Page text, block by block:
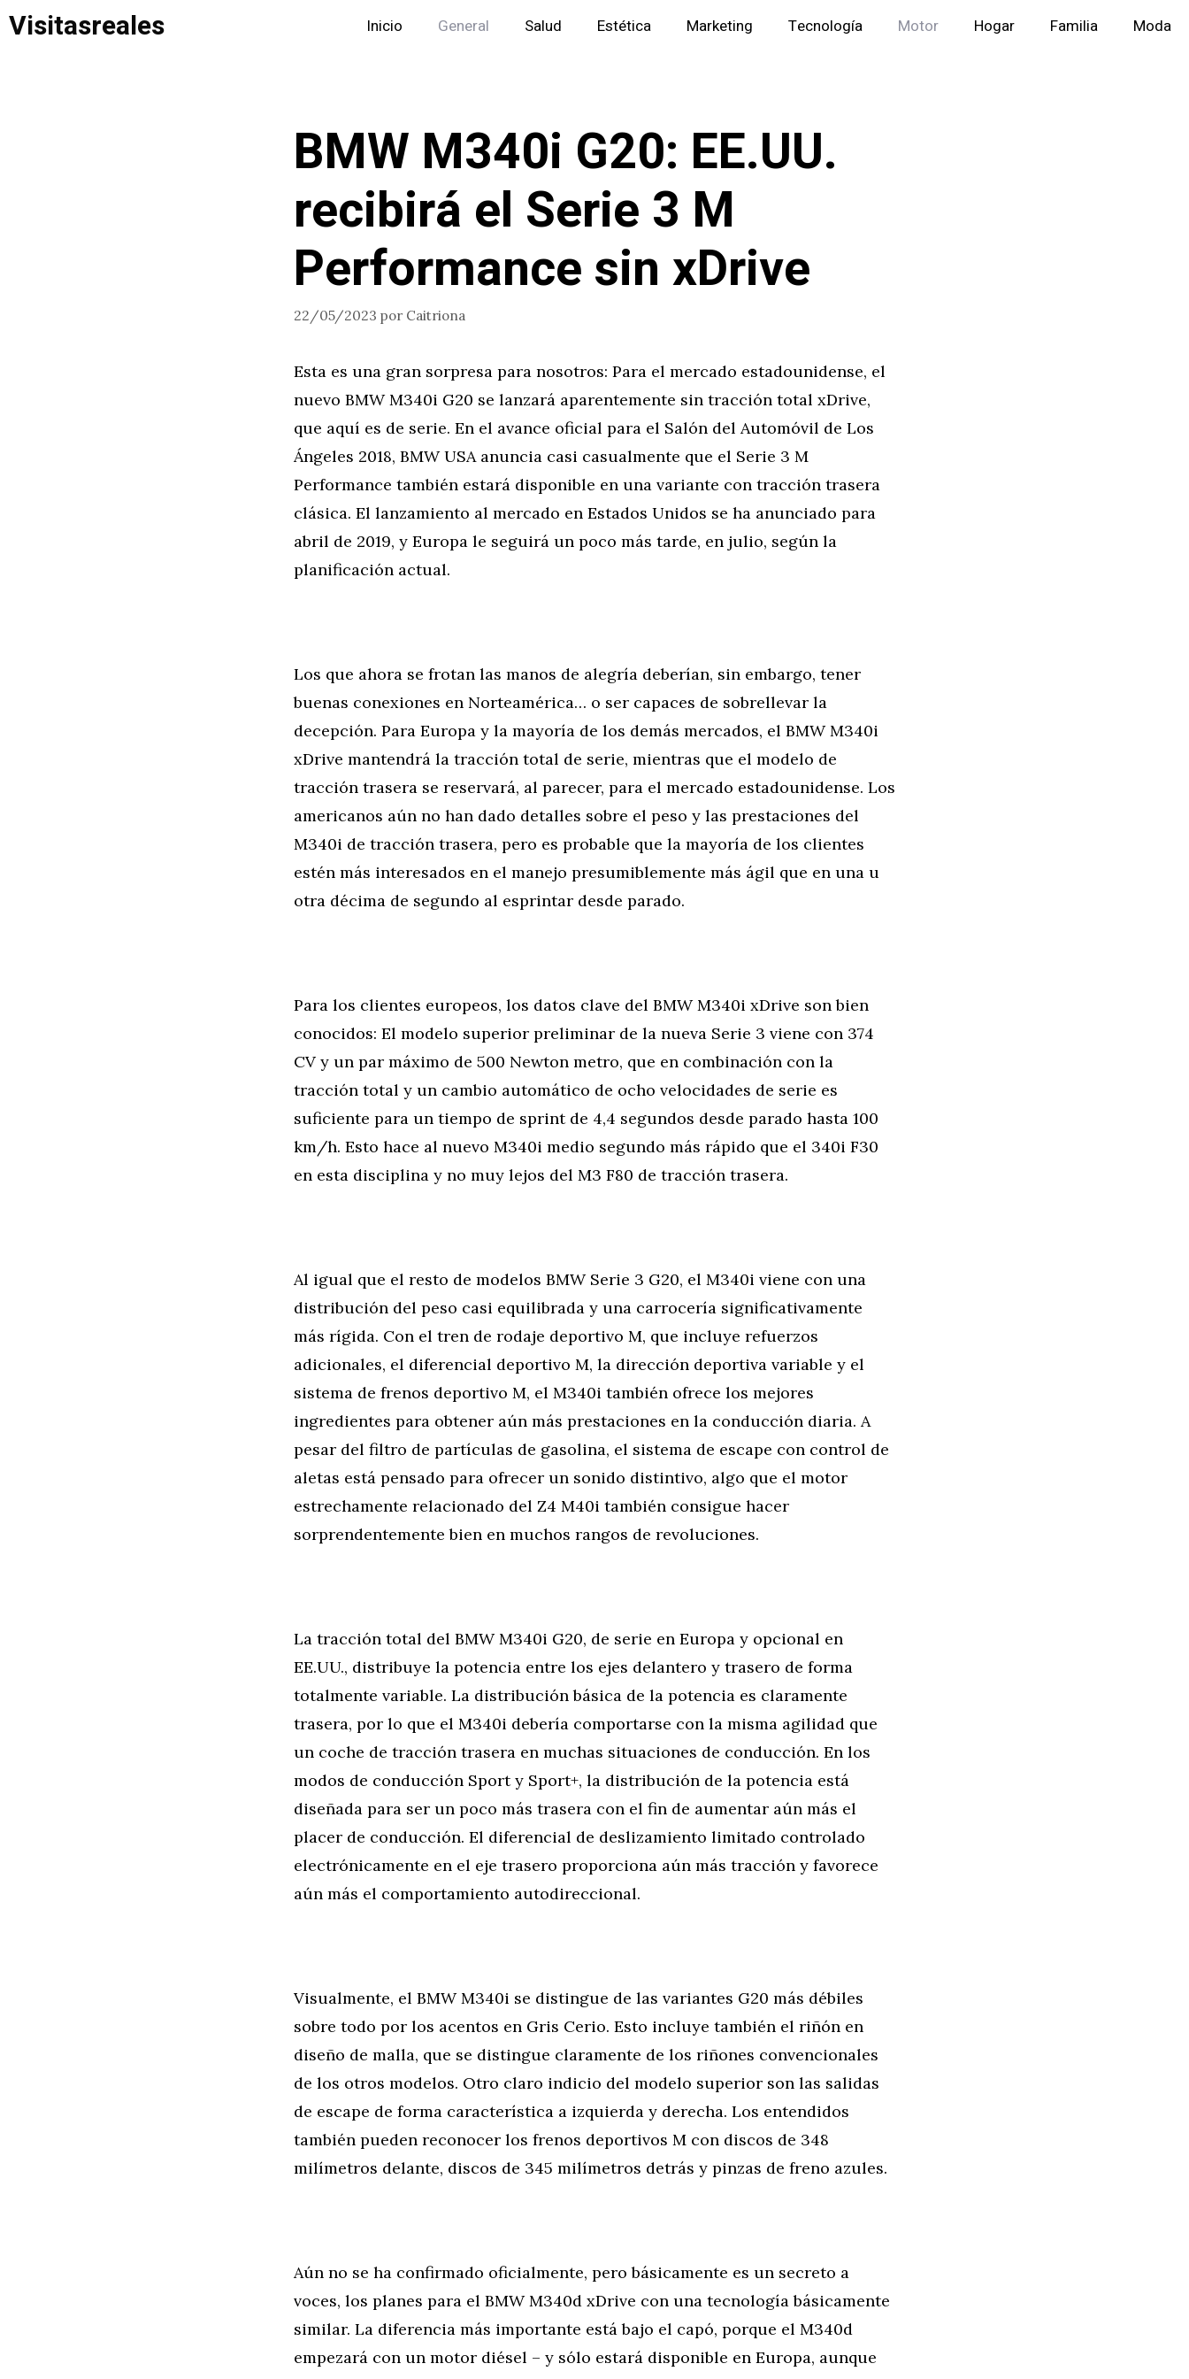
Saltar
Visitasreales Inicio General Salud Estética Marketing Tecnología Motor Hogar Familia Moda
BMW M340i G20: EE.UU.
recibirá el Serie 3 M
Performance sin xDrive
22/05/2023 por Caitriona
Esta es una gran sorpresa para nosotros: Para el mercado estadounidense, el
nuevo BMW M340i G20 se lanzará aparentemente sin tracción total xDrive,
que aquí es de serie. En el avance oficial para el Salón del Automóvil de Los
Ángeles 2018, BMW USA anuncia casi casualmente que el Serie 3 M
Performance también estará disponible en una variante con tracción trasera
clásica. El lanzamiento al mercado en Estados Unidos se ha anunciado para
abril de 2019, y Europa le seguirá un poco más tarde, en julio, según la
planificación actual.
Los que ahora se frotan las manos de alegría deberían, sin embargo, tener
buenas conexiones en Norteamérica… o ser capaces de sobrellevar la
decepción. Para Europa y la mayoría de los demás mercados, el BMW M340i
xDrive mantendrá la tracción total de serie, mientras que el modelo de
tracción trasera se reservará, al parecer, para el mercado estadounidense. Los
americanos aún no han dado detalles sobre el peso y las prestaciones del
M340i de tracción trasera, pero es probable que la mayoría de los clientes
estén más interesados en el manejo presumiblemente más ágil que en una u
otra décima de segundo al esprintar desde parado.
Para los clientes europeos, los datos clave del BMW M340i xDrive son bien
conocidos: El modelo superior preliminar de la nueva Serie 3 viene con 374
CV y un par máximo de 500 Newton metro, que en combinación con la
tracción total y un cambio automático de ocho velocidades de serie es
suficiente para un tiempo de sprint de 4,4 segundos desde parado hasta 100
km/h. Esto hace al nuevo M340i medio segundo más rápido que el 340i F30
en esta disciplina y no muy lejos del M3 F80 de tracción trasera.
Al igual que el resto de modelos BMW Serie 3 G20, el M340i viene con una
distribución del peso casi equilibrada y una carrocería significativamente
más rígida. Con el tren de rodaje deportivo M, que incluye refuerzos
adicionales, el diferencial deportivo M, la dirección deportiva variable y el
sistema de frenos deportivo M, el M340i también ofrece los mejores
ingredientes para obtener aún más prestaciones en la conducción diaria. A
pesar del filtro de partículas de gasolina, el sistema de escape con control de
aletas está pensado para ofrecer un sonido distintivo, algo que el motor
estrechamente relacionado del Z4 M40i también consigue hacer
sorprendentemente bien en muchos rangos de revoluciones.
La tracción total del BMW M340i G20, de serie en Europa y opcional en
EE.UU., distribuye la potencia entre los ejes delantero y trasero de forma
totalmente variable. La distribución básica de la potencia es claramente
trasera, por lo que el M340i debería comportarse con la misma agilidad que
un coche de tracción trasera en muchas situaciones de conducción. En los
modos de conducción Sport y Sport+, la distribución de la potencia está
diseñada para ser un poco más trasera con el fin de aumentar aún más el
placer de conducción. El diferencial de deslizamiento limitado controlado
electrónicamente en el eje trasero proporciona aún más tracción y favorece
aún más el comportamiento autodireccional.
Visualmente, el BMW M340i se distingue de las variantes G20 más débiles
sobre todo por los acentos en Gris Cerio. Esto incluye también el riñón en
diseño de malla, que se distingue claramente de los riñones convencionales
de los otros modelos. Otro claro indicio del modelo superior son las salidas
de escape de forma característica a izquierda y derecha. Los entendidos
también pueden reconocer los frenos deportivos M con discos de 348
milímetros delante, discos de 345 milímetros detrás y pinzas de freno azules.
Aún no se ha confirmado oficialmente, pero básicamente es un secreto a
voces, los planes para el BMW M340d xDrive con una tecnología básicamente
similar. La diferencia más importante está bajo el capó, porque el M340d
empezará con un motor diésel – y sólo estará disponible en Europa, aunque